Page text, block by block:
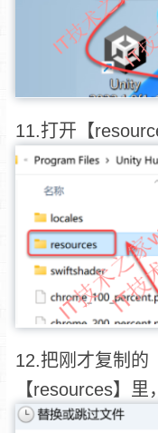
11.打开【
12.把刚才复制的
【resources】